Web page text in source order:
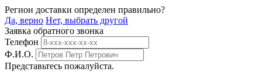
Регион доставки определен правильно?
Да, верно Нет, выбрать другой
Заявка обратного звонка
Телефон
Ф.И.О.
Представьтесь пожалуйста.